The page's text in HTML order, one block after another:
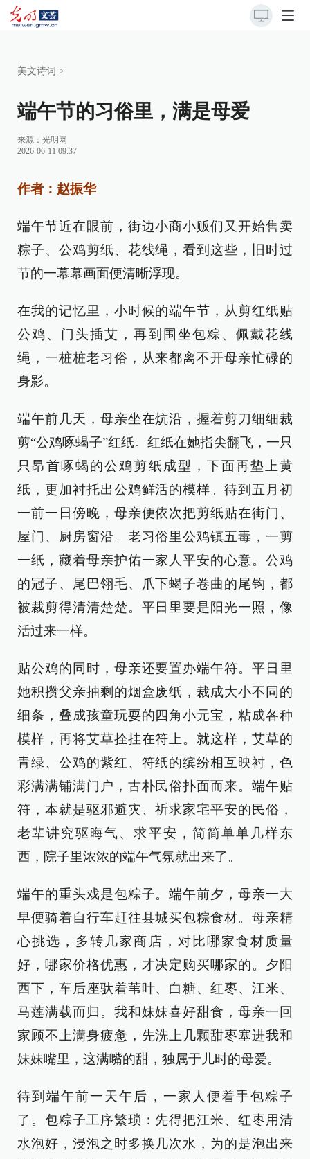
美文诗词 >
端午节的习俗里，满是母爱
来源： 光明网
2026-06-11 09:37
作者：赵振华
端午节近在眼前，街边小商小贩们又开始售卖
粽子、公鸡剪纸、花线绳，看到这些，旧时过
节的一幕幕画面便清晰浮现。
在我的记忆里，小时候的端午节，从剪红纸贴
公鸡、门头插艾，再到围坐包粽、佩戴花线
绳，一桩桩老习俗，从来都离不开母亲忙碌的
身影。
端午前几天，母亲坐在炕沿，握着剪刀细细裁
剪“公鸡啄蝎子”红纸。红纸在她指尖翻飞，一只
只昂首啄蝎的公鸡剪纸成型，下面再垫上黄
纸，更加衬托出公鸡鲜活的模样。待到五月初
一前一日傍晚，母亲便依次把剪纸贴在街门、
屋门、厨房窗沿。老习俗里公鸡镇五毒，一剪
一纸，藏着母亲护佑一家人平安的心意。公鸡
的冠子、尾巴翎毛、爪下蝎子卷曲的尾钩，都
被裁剪得清清楚楚。平日里要是阳光一照，像
活过来一样。
贴公鸡的同时，母亲还要置办端午符。平日里
她积攒父亲抽剩的烟盒废纸，裁成大小不同的
细条，叠成孩童玩耍的四角小元宝，粘成各种
模样，再将艾草拴挂在符上。就这样，艾草的
青绿、公鸡的紫红、符纸的缤纷相互映衬，色
彩满满铺满门户，古朴民俗扑面而来。端午贴
符，本就是驱邪避灾、祈求家宅平安的民俗，
老辈讲究驱晦气、求平安，简简单单几样东
西，院子里浓浓的端午气氛就出来了。
端午的重头戏是包粽子。端午前夕，母亲一大
早便骑着自行车赶往县城买包粽食材。母亲精
心挑选，多转几家商店，对比哪家食材质量
好，哪家价格优惠，才决定购买哪家的。夕阳
西下，车后座驮着苇叶、白糖、红枣、江米、
马莲满载而归。我和妹妹喜好甜食，母亲一回
家顾不上满身疲惫，先洗上几颗甜枣塞进我和
妹妹嘴里，这满嘴的甜，独属于儿时的母爱。
待到端午前一天午后，一家人便着手包粽子
了。包粽子工序繁琐：先得把江米、红枣用清
水泡好，浸泡之时多换几次水，为的是泡出来